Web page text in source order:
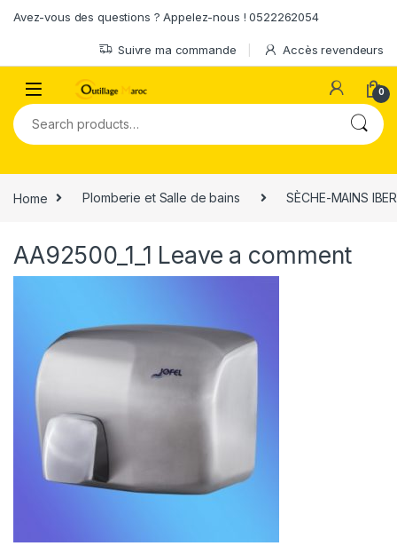
Avez-vous des questions ? Appelez-nous ! 0522262054
Suivre ma commande Accès revendeurs
0
Search for:
Home Plomberie et Salle de bains SÈCHE-MAINS
AA92500_1_1 Leave a comment